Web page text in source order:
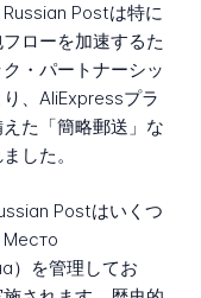
Postは特に
ローを加速するた
・パートナーシッ
、AliExpressプラ
た「簡略郵送」な
した。
Postはいくつ
Место
）を管理してお